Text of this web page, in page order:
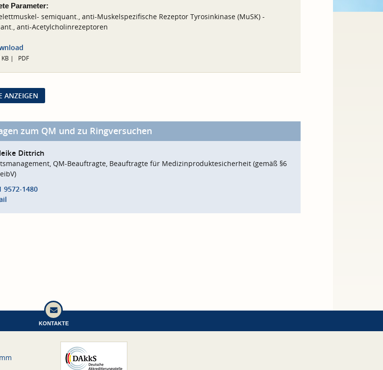
Parameter:
semiquant., anti-Muskelspezifische Rezeptor Tyrosinkinase (MuSK) -
anti-Acetylcholinrezeptoren
PDF
ANZEIGEN
zum QM und zu Ringversuchen
Dittrich
QM-Beauftragte, Beauftragte für Medizinproduktesicherheit (gemäß §6
9572-1480
KONTAKTE